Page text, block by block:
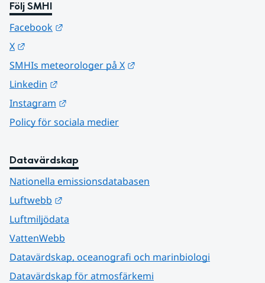
Följ SMHI
Facebook
X
SMHIs meteorologer på X
Linkedin
Instagram
Policy för sociala medier
Datavärdskap
Nationella emissionsdatabasen
Luftwebb
Luftmiljödata
VattenWebb
Datavärdskap, oceanografi och marinbiologi
Datavärdskap för atmosfärkemi